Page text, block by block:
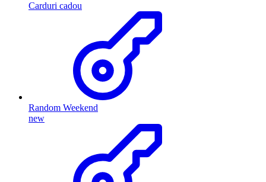
Carduri cadou
Random Weekend
new